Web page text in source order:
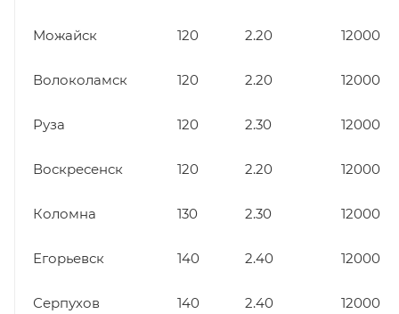
Можайск 120 2.20 12000
Волоколамск 120 2.20 12000
Руза 120 2.30 12000
Воскресенск 120 2.20 12000
Коломна 130 2.30 12000
Егорьевск 140 2.40 12000
Серпухов 140 2.40 12000